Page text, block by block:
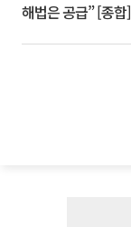
해법은 공급” [종합]